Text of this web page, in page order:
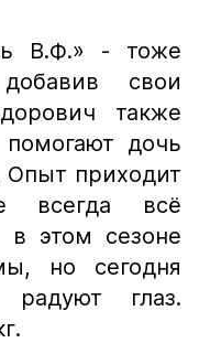
В.Ф.» - тоже
свои
также
дочь
Опыт приходит
всё
в этом сезоне
но сегодня
глаз.